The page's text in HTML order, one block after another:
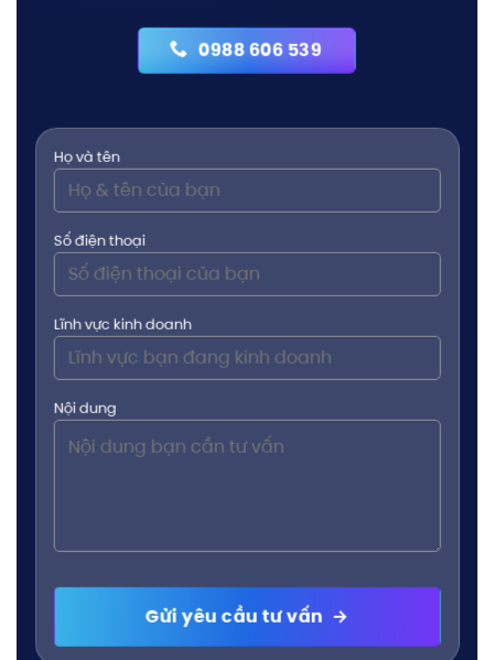
0988 606 539
Họ và tên
Số điện thoại
Lĩnh vực kinh doanh
Nội dung